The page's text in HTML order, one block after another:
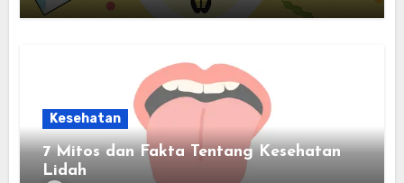
Kesehatan
7 Mitos dan Fakta Tentang Kesehatan
Lidah